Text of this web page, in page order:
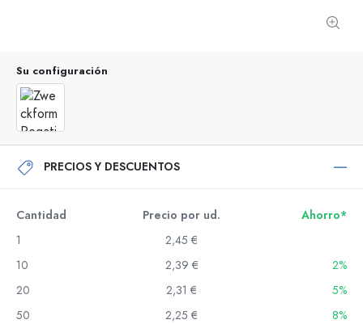
Su configuración
PRECIOS Y DESCUENTOS
Cantidad Precio por ud.
Ahorro*
1
2,45 €
10
2,39 €
2%
20
2,31 €
5%
50
2,25 €
8%